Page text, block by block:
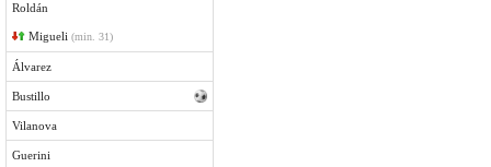
Roldán
Migueli (min. 31)
Álvarez
Bustillo
Vilanova
Guerini